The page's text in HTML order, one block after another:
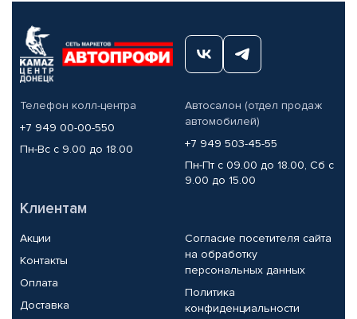
Телефон колл-центра
+7 949 00-00-550
Пн-Вс с 9.00 до 18.00
Автосалон (отдел продаж
автомобилей)
+7 949 503-45-55
Пн-Пт с 09.00 до 18.00, Сб с
9.00 до 15.00
Клиентам
Акции
Контакты
Оплата
Доставка
Согласие посетителя сайта
на обработку
персональных данных
Политика
конфиденциальности